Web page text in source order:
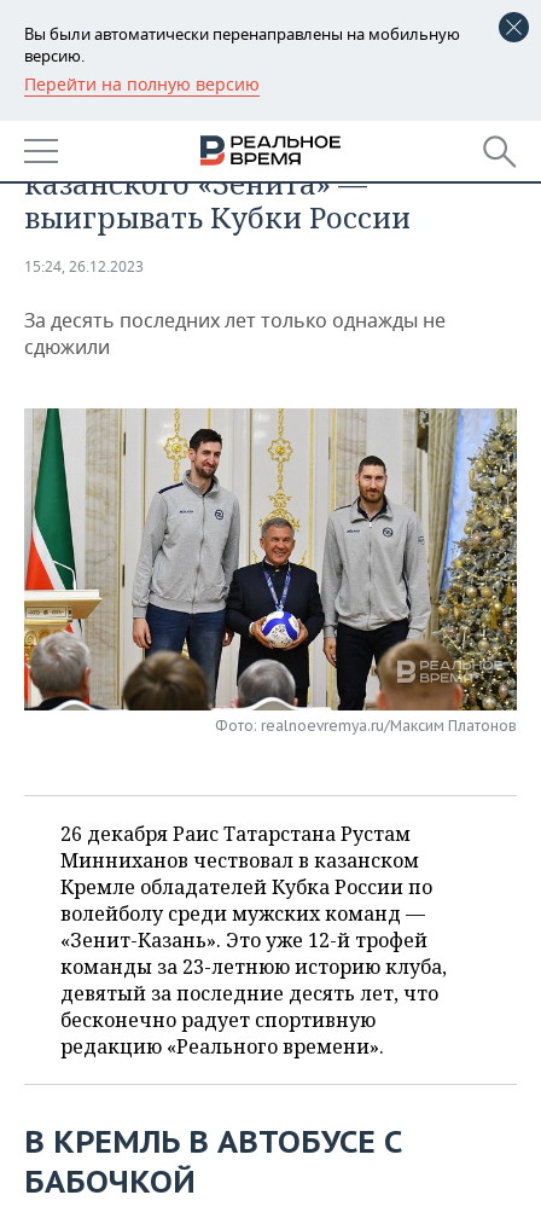
Вы были автоматически перенаправлены на мобильную
версию.
Перейти на полную версию
РЕГИОНЫ
БАШКОРТОСТАН
ТАТАРСТАН
НОВОСТИ
АНАЛИТИКА
ДЕКЛАРАЦИИ О ДОХОДАХ
КОРОЛИ ГОСЗАКАЗА ПФО
ВУЗЫ ТАТАРСТАНА
КОМУ ПРИНАДЛЕЖАТ
ТОРГОВЫЕ ЦЕНТРЫ
ТАТАРСТАНА
НОВОСТИ ЭКОНОМИКИ
ФИНАНСЫ
БАНКИ
БЮДЖЕТ
ИНВЕСТИЦИИ
ПРОМЫШЛЕННОСТЬ
НОВОСТИ
АГРОПРОМ
МАШИНОСТРОЕНИЕ
НЕФТЕХИМИЯ
НЕФТЬ
ОПК
ЭНЕРГЕТИКА
НЕДВИЖИМОСТЬ
НОВОСТИ НЕДВИЖИМОСТИ
АВТО
НОВОСТИ АВТО
БИЗНЕС
НОВОСТИ БИЗНЕСА
РОЗНИЧНАЯ ТОРГОВЛЯ
ТРАНСПОРТ
УСЛУГИ
ТЕХНОЛОГИИ
НОВОСТИ ТЕХНОЛОГИЙ
IT
МЕДИА
МЕРОПРИЯТИЯ
НОВОСТИ МЕРОПРИЯТИЙ
ВЫЕЗДНАЯ РЕДАКЦИЯ
ОТКРЫТАЯ ЛЕКЦИЯ
СПОРТ
НОВОСТИ СПОРТА
БАСКЕТБОЛ
ВОЛЕЙБОЛ
КИБЕРСПОРТ
ФИГУРНОЕ КАТАНИЕ
ВОДНЫЕ ВИДЫ СПОРТА
ХОККЕЙ С МЯЧОМ
ОБЩЕСТВО
ИНФРАСТРУКТУРА
ИСТОРИЯ
КУЛЬТУРА
МЕДИЦИНА
ОБРАЗОВАНИЕ
ПРОИСШЕСТВИЯ
СПРАВОЧНИК
СПИСОК ПЕРСОН
СПИСОК КОМПАНИЙ
ПОЛНАЯ ВЕРСИЯ
Новогодняя традиция
казанского «Зенита» —
выигрывать Кубки России
15:24, 26.12.2023
За десять последних лет только однажды не
сдюжили
Фото: realnoevremya.ru/Максим Платонов
26 декабря Раис Татарстана Рустам
Минниханов чествовал в казанском
Кремле обладателей Кубка России по
волейболу среди мужских команд —
«Зенит-Казань». Это уже 12-й трофей
команды за 23-летнюю историю клуба,
девятый за последние десять лет, что
бесконечно радует спортивную
редакцию «Реального времени».
В КРЕМЛЬ В АВТОБУСЕ С
БАБОЧКОЙ